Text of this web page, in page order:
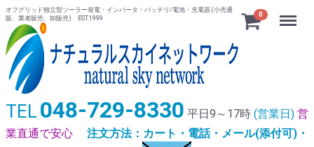
オフグリッド独立型ソーラー発電・インバータ・バッテリ/電池・充電器 (小売通
販、業者販売、卸販売) EST.1999
0 Menu
TEL 048-729-8330 平日9～17時 (営業日) 営
業直通で安心
注文方法：カート・電話・メール(添付可)・